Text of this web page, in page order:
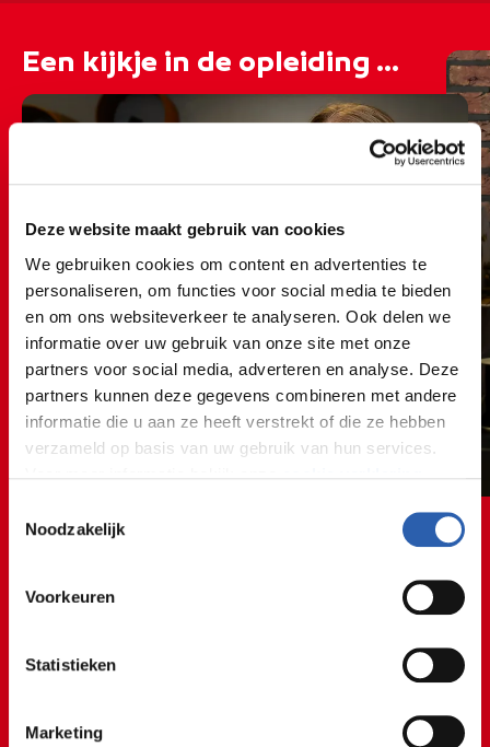
Deze website maakt gebruik van cookies
We gebruiken cookies om content en advertenties te
personaliseren, om functies voor social media te bieden
en om ons websiteverkeer te analyseren. Ook delen we
informatie over uw gebruik van onze site met onze
partners voor social media, adverteren en analyse. Deze
partners kunnen deze gegevens combineren met andere
informatie die u aan ze heeft verstrekt of die ze hebben
verzameld op basis van uw gebruik van hun services.
We werken samen met
die uw gegevens
Noodzakelijk
Voorkeuren
Statistieken
Marketing
Een kijkje in de opleiding ...
Ik vind het geweldig om een
klant goed advies te geven!